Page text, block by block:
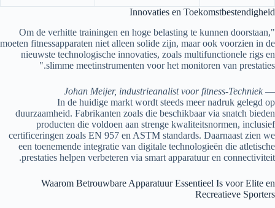
Innovaties en Toekomstbestendigheid
"Om de verhitte trainingen en hoge belasting te kunnen doorstaan,
moeten fitnessapparaten niet alleen solide zijn, maar ook voorzien in de
nieuwste technologische innovaties, zoals multifunctionele rigs en
slimme meetinstrumenten voor het monitoren van prestaties."
—
Johan Meijer, industrieanalist voor fitness-Techniek
In de huidige markt wordt steeds meer nadruk gelegd op
duurzaamheid. Fabrikanten zoals die beschikbaar via snatch bieden
producten die voldoen aan strenge kwaliteitsnormen, inclusief
certificeringen zoals EN 957 en ASTM standards. Daarnaast zien we
een toenemende integratie van digitale technologieën die atletische
prestaties helpen verbeteren via smart apparatuur en connectiviteit.
Waarom Betrouwbare Apparatuur Essentieel Is voor Elite en
Recreatieve Sporters